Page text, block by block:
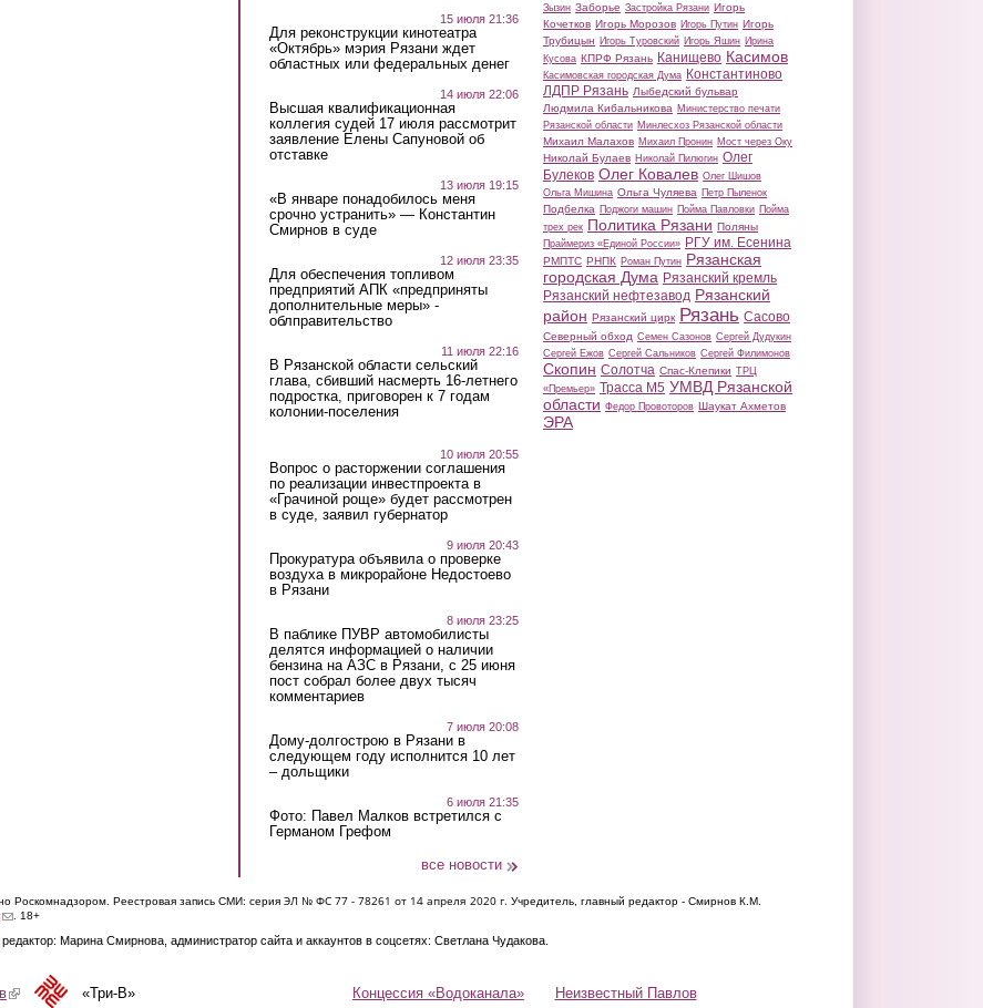
15 июля 21:36
Для реконструкции кинотеатра
«Октябрь» мэрия Рязани ждет
областных или федеральных денег
14 июля 22:06
Высшая квалификационная
коллегия судей 17 июля рассмотрит
заявление Елены Сапуновой об
отставке
13 июля 19:15
«В январе понадобилось меня
срочно устранить» — Константин
Смирнов в суде
12 июля 23:35
Для обеспечения топливом
предприятий АПК «предприняты
дополнительные меры» -
облправительство
11 июля 22:16
В Рязанской области сельский
глава, сбивший насмерть 16-летнего
подростка, приговорен к 7 годам
колонии-поселения
10 июля 20:55
Вопрос о расторжении соглашения
по реализации инвестпроекта в
«Грачиной роще» будет рассмотрен
в суде, заявил губернатор
9 июля 20:43
Прокуратура объявила о проверке
воздуха в микрорайоне Недостоево
в Рязани
8 июля 23:25
В паблике ПУВР автомобилисты
делятся информацией о наличии
бензина на АЗС в Рязани, с 25 июня
пост собрал более двух тысяч
комментариев
7 июля 20:08
Дому-долгострою в Рязани в
следующем году исполнится 10 лет
– дольщики
6 июля 21:35
Фото: Павел Малков встретился с
Германом Грефом
все новости
Зызин Заборье Застройка Рязани Игорь
Кочетков Игорь Морозов Игорь Путин Игорь
Трубицын Игорь Туровский Игорь Яшин Ирина
Кусова КПРФ Рязань Канищево Касимов
Касимовская городская Дума Константиново
ЛДПР Рязань Лыбедский бульвар
Людмила Кибальникова Министерство печати
Рязанской области Минлесхоз Рязанской области
Михаил Малахов Михаил Пронин Мост через Оку
Николай Булаев Николай Пилюгин Олег
Булеков Олег Ковалев Олег Шишов
Ольга Мишина Ольга Чуляева Петр Пыленок
Подбелка Поджоги машин Пойма Павловки Пойма
трех рек Политика Рязани Поляны
Праймериз «Единой России» РГУ им. Есенина
РМПТС РНПК Роман Путин Рязанская
городская Дума Рязанский кремль
Рязанский нефтезавод Рязанский
район Рязанский цирк Рязань Сасово
Северный обход Семен Сазонов Сергей Дудукин
Сергей Ежов Сергей Сальников Сергей Филимонов
Скопин Солотча Спас-Клепики ТРЦ
«Премьер» Трасса М5 УМВД Рязанской
области Федор Провоторов Шаукат Ахметов
ЭРА
Роскомнадзором. Реестровая запись СМИ: серия ЭЛ № ФС 77 - 78261 от 14 апреля 2020 г. Учредитель, главный редактор - Смирнов К.М.
(link sends e-mail)
. 18+
Марина Смирнова, администратор сайта и аккаунтов в соцсетях: Светлана Чудакова.
Концессия «Водоканала» Неизвестный Павлов
(link is external)«Три-В»